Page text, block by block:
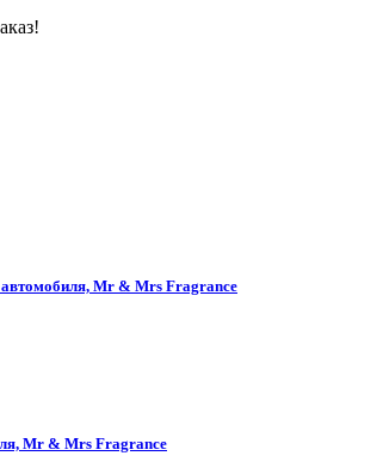
Mr & Mrs Fragrance
Mr & Mrs Fragrance